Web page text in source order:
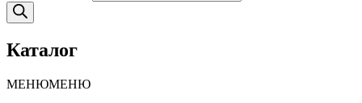
Каталог
МЕНЮМЕНЮ